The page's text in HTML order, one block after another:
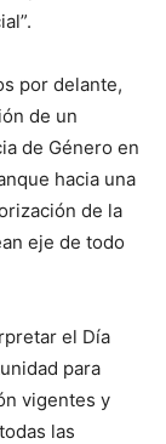
por delante,
de un
de Género en
hacia una
de la
eje de todo
el Día
para
vigentes y
las